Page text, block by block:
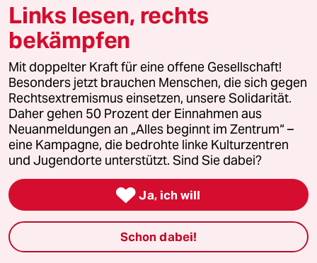
Wahrheit
Themen
Hitze
Surfen
Landtagswahl in Sachsen-Anhalt
Gewalt gegen Frauen
Links lesen, rechts
bekämpfen
Mit doppelter Kraft für eine offene Gesellschaft!
Besonders jetzt brauchen Menschen, die sich gegen
Rechtsextremismus einsetzen, unsere Solidarität.
Daher gehen 50 Prozent der Einnahmen aus
Neuanmeldungen an „Alles beginnt im Zentrum“ –
eine Kampagne, die bedrohte linke Kulturzentren
und Jugendorte unterstützt. Sind Sie dabei?
 Ja, ich will
Schon dabei!